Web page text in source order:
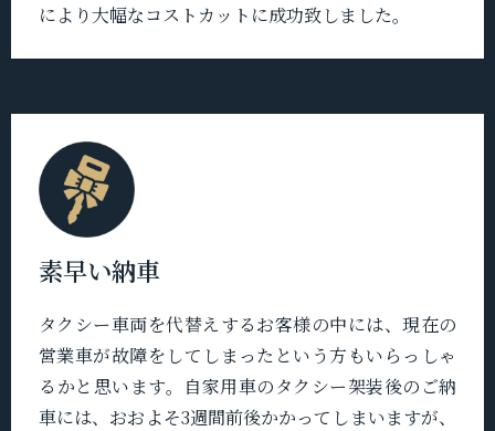
により大幅なコストカットに成功致しました。
素早い納車
タクシー車両を代替えするお客様の中には、現在の
営業車が故障をしてしまったという方もいらっしゃ
るかと思います。自家用車のタクシー架装後のご納
車には、おおよそ3週間前後かかってしまいますが、